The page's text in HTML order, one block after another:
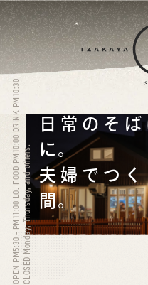
日常のそ
に。
夫婦でつ
間。
OPEN PM5:30 - PM11:00 LO. FOOD PM10:00 DRINK PM10:30CLOSED Monday, Thursday, and others.